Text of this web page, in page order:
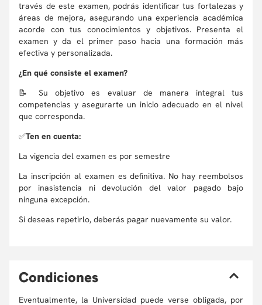
través de este examen, podrás identificar tus fortalezas y
áreas de mejora, asegurando una experiencia académica
acorde con tus conocimientos y objetivos. Presenta el
examen y da el primer paso hacia una formación más
efectiva y personalizada.
¿En qué consiste el examen?
📝 Su objetivo es evaluar de manera integral tus
competencias y asegurarte un inicio adecuado en el nivel
que corresponda.
✅Ten en cuenta:
La vigencia del examen es por semestre
La inscripción al examen es definitiva. No hay reembolsos
por inasistencia ni devolución del valor pagado bajo
ninguna excepción.
Si deseas repetirlo, deberás pagar nuevamente su valor.
Condiciones
Eventualmente, la Universidad puede verse obligada, por